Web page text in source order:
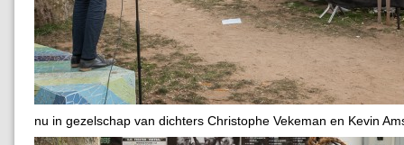
nu in gezelschap van dichters Christophe Vekeman en Kevin